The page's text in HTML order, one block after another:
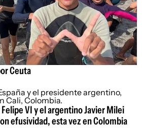
Ceuta
Felipe VI y el argentino Javier Milei
efusividad, esta vez en Colombia